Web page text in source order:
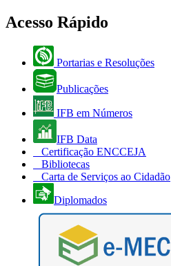
Acesso Rápido
Portarias e Resoluções
Publicações
IFB em Números
IFB Data
Certificação ENCCEJA
Bibliotecas
Carta de Serviços ao Cidadão
Diplomados